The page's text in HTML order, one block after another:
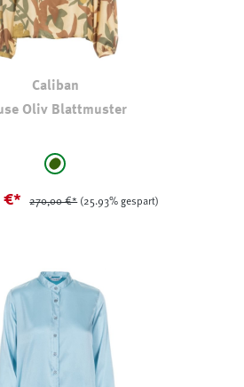
Caliban
Oliv Blattmuster
auswählenoliv-khaki-gemustert
€* 270,00 €* (25.93% gespart)